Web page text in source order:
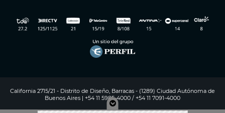
California 2715/21 - Distrito de Diseño, Barracas - (1289) Ciudad Autónoma de
Buenos Aires | +54 11 5985-4000 / +54 11 7091-4000